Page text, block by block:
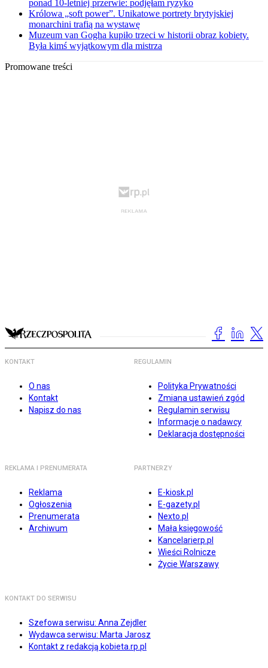
ponad 10-letniej przerwie: podjęłam ryzyko
Królowa „soft power”. Unikatowe portrety brytyjskiej
monarchini trafią na wystawę
Muzeum van Gogha kupiło trzeci w historii obraz kobiety.
Była kimś wyjątkowym dla mistrza
Promowane treści
KONTAKT
O nas
Kontakt
Napisz do nas
REGULAMIN
Polityka Prywatności
Zmiana ustawień zgód
Regulamin serwisu
Informacje o nadawcy
Deklaracja dostępności
REKLAMA I PRENUMERATA
Reklama
Ogłoszenia
Prenumerata
Archiwum
PARTNERZY
E-kiosk.pl
E-gazety.pl
Nexto.pl
Mała księgowość
Kancelarierp.pl
Wieści Rolnicze
Życie Warszawy
KONTAKT DO SERWISU
Szefowa serwisu: Anna Zejdler
Wydawca serwisu: Marta Jarosz
Kontakt z redakcją kobieta.rp.pl